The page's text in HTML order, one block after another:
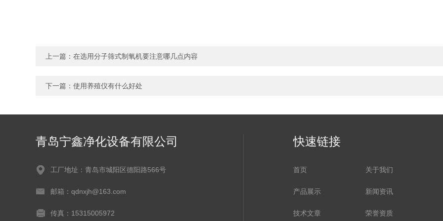
上一篇： 在选用分子筛式制氧机要注意哪几点内容
下一篇： 使用养殖仪有什么好处
青岛宁鑫净化设备有限公司
工厂地址：青岛市城阳区德阳路566号
邮箱：qdnxjh@163.com
传真：15315005972
快速链接
首页 关于我们
产品展示 新闻资讯
技术文章 荣誉资质